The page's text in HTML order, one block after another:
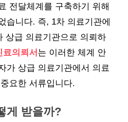
전달체계를 구축하기 위해
습니다. 즉, 1차 의료기관에
상급 의료기관으로 의뢰하
료의뢰서 는 이러한 체계 안
가 상급 의료기관에서 의료
요한 서류입니다.
게 받을까?